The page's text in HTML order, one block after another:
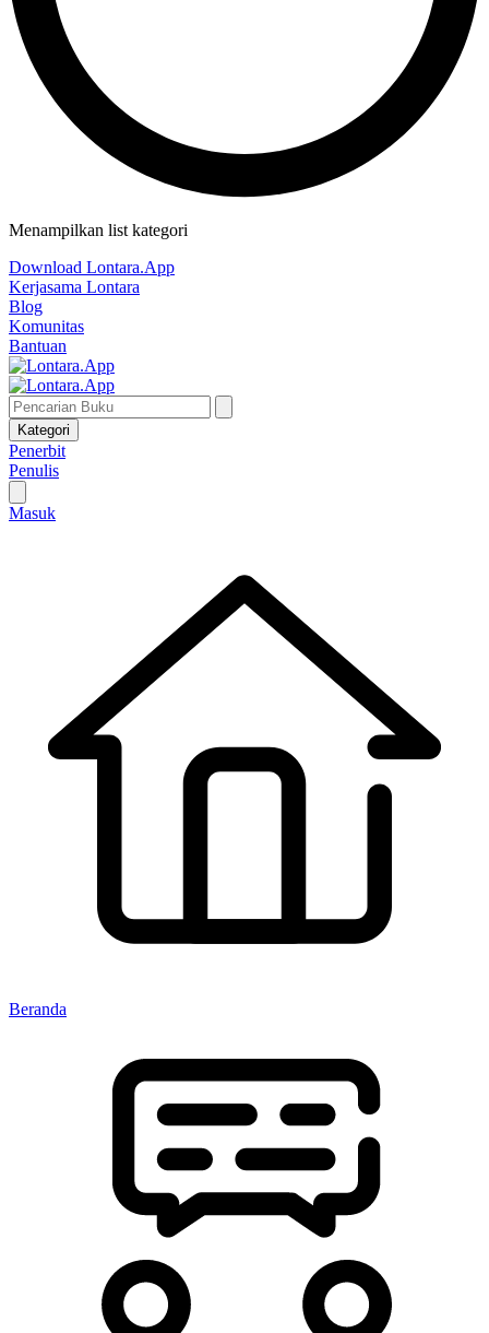
Menampilkan list kategori
Download Lontara.App
Kerjasama Lontara
Blog
Komunitas
Bantuan
Kategori
Penerbit
Penulis
Masuk
Beranda